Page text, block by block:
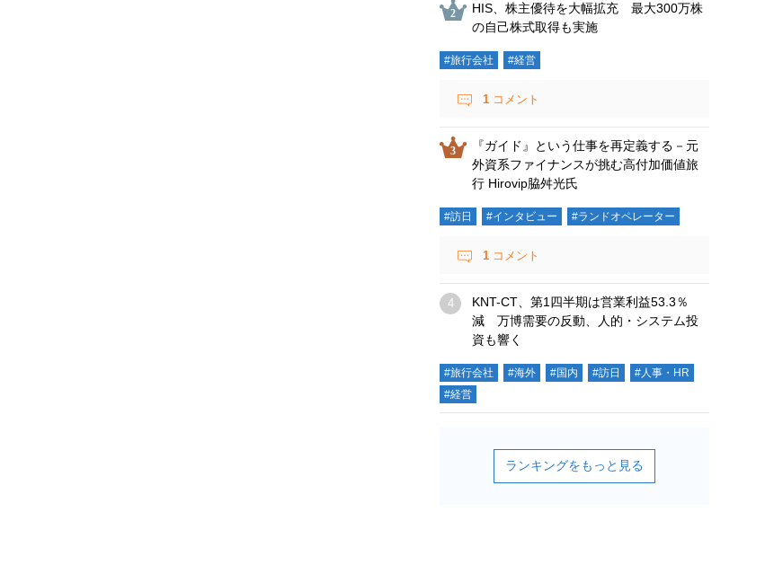
HIS、株主優待を大幅拡充 最大300万株
の自己株式取得も実施
#旅行会社 #経営
1 コメント
『ガイド』という仕事を再定義する－元
外資系ファイナンスが挑む高付加価値旅
行 Hirovip脇舛光氏
#訪日 #インタビュー #ランドオペレーター
1 コメント
KNT-CT、第1四半期は営業利益53.3％
減 万博需要の反動、人的・システム投
資も響く
#旅行会社 #海外 #国内 #訪日
#人事・HR
#経営